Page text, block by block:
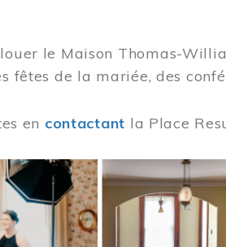
le Maison Thomas-
fêtes de la mariée, des
en contactant la Place